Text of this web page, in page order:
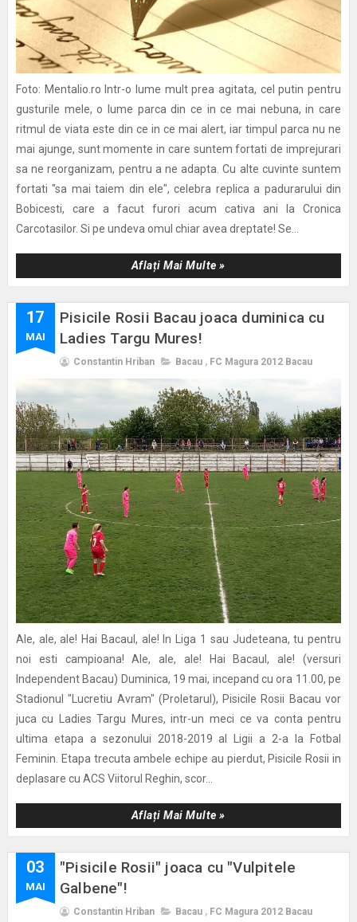
Foto: Mentalio.ro Intr-o lume mult prea agitata, cel putin pentru
gusturile mele, o lume parca din ce in ce mai nebuna, in care
ritmul de viata este din ce in ce mai alert, iar timpul parca nu ne
mai ajunge, sunt momente in care suntem fortati de imprejurari
sa ne reorganizam, pentru a ne adapta. Cu alte cuvinte suntem
fortati "sa mai taiem din ele", celebra replica a padurarului din
Bobicesti, care a facut furori acum cativa ani la Cronica
Carcotasilor. Si pe undeva omul chiar avea dreptate! Se...
Aflați Mai Multe »
17
MAI
Pisicile Rosii Bacau joaca duminica cu
Ladies Targu Mures!
Constantin Hriban Bacau , FC Magura 2012 Bacau
Ale, ale, ale! Hai Bacaul, ale! In Liga 1 sau Judeteana, tu pentru
noi esti campioana! Ale, ale, ale! Hai Bacaul, ale! (versuri
Independent Bacau) Duminica, 19 mai, incepand cu ora 11.00, pe
Stadionul "Lucretiu Avram" (Proletarul), Pisicile Rosii Bacau vor
juca cu Ladies Targu Mures, intr-un meci ce va conta pentru
ultima etapa a sezonului 2018-2019 al Ligii a 2-a la Fotbal
Feminin. Etapa trecuta ambele echipe au pierdut, Pisicile Rosii in
deplasare cu ACS Viitorul Reghin, scor...
Aflați Mai Multe »
03
MAI
"Pisicile Rosii" joaca cu "Vulpitele
Galbene"!
Constantin Hriban Bacau , FC Magura 2012 Bacau